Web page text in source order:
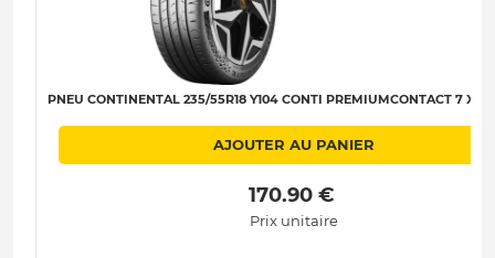
PNEU CONTINENTAL 235/55R18 Y104 CONTI PREMIUMCONTACT 7 XL
AJOUTER AU PANIER
170.90 €
Prix unitaire